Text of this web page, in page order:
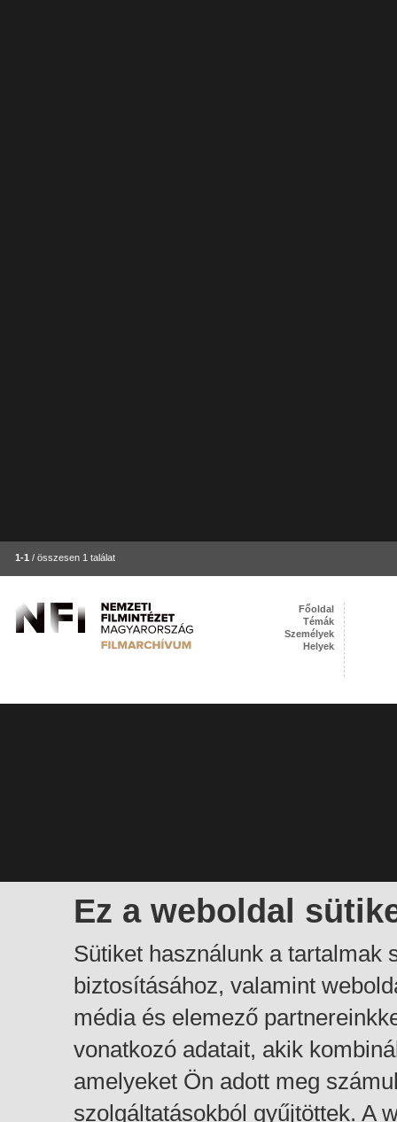
1-1 / összesen 1 találat
Ez a weboldal
Sütiket használunk a tartalmak
biztosításához, valamint
média és elemező
vonatkozó adatait, akik
amelyeket Ön adott meg
szolgáltatásokból gyűjtöttek. A
Főoldal
Témák
Személyek
Helyek